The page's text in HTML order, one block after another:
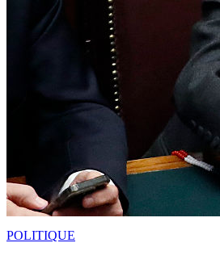
POLITIQUE